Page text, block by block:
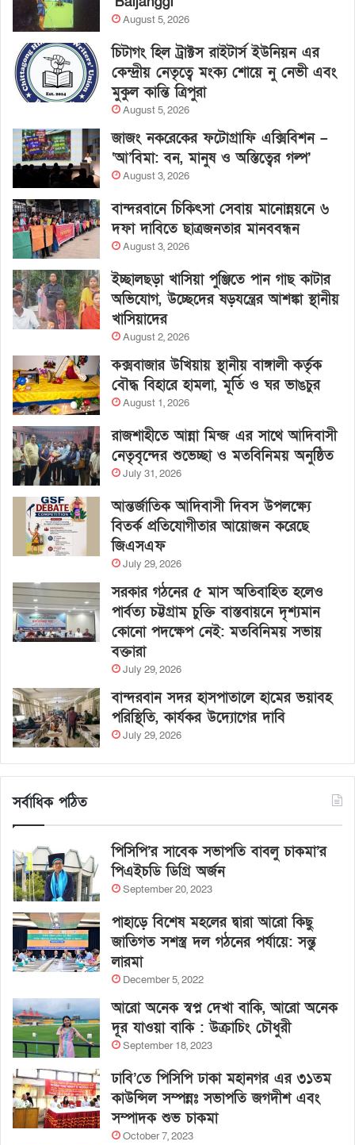
August 5, 2026
চিটাগং হিল ট্রাক্টস রাইটার্স ইউনিয়ন এর
কেন্দ্রীয় নেতৃত্বে মংক্য শোয়ে নু নেভী এবং
মুকুল কান্তি ত্রিপুরা
August 5, 2026
জাজং নকরেকের ফটোগ্রাফি এক্সিবিশন –
‘আ’বিমা: বন, মানুষ ও অস্তিত্বের গল্প’
August 3, 2026
বান্দরবানে চিকিৎসা সেবায় মানোন্নয়নে ৬
দফা দাবিতে ছাত্রজনতার মানববন্ধন
August 3, 2026
ইচ্ছালছড়া খাসিয়া পুঞ্জিতে পান গাছ কাটার
অভিযোগ, উচ্ছেদের ষড়যন্ত্রের আশঙ্কা স্থানীয়
খাসিয়াদের
August 2, 2026
কক্সবাজার উখিয়ায় স্থানীয় বাঙ্গালী কর্তৃক
বৌদ্ধ বিহারে হামলা, মূর্তি ও ঘর ভাঙচুর
August 1, 2026
রাজশাহীতে আন্না মিন্জ এর সাথে আদিবাসী
নেতৃবৃন্দের শুভেচ্ছা ও মতবিনিময় অনুষ্ঠিত
July 31, 2026
আন্তর্জাতিক আদিবাসী দিবস উপলক্ষ্যে
বিতর্ক প্রতিযোগীতার আয়োজন করেছে
জিএসএফ
July 29, 2026
সরকার গঠনের ৫ মাস অতিবাহিত হলেও
পার্বত্য চট্টগ্রাম চুক্তি বাস্তবায়নে দৃশ্যমান
কোনো পদক্ষেপ নেই: মতবিনিময় সভায়
বক্তারা
July 29, 2026
বান্দরবান সদর হাসপাতালে হামের ভয়াবহ
পরিস্থিতি, কার্যকর উদ্যোগের দাবি
July 29, 2026
সর্বাধিক পঠিত
পিসিপি’র সাবেক সভাপতি বাবলু চাকমা’র
পিএইচডি ডিগ্রি অর্জন
September 20, 2023
পাহাড়ে বিশেষ মহলের দ্বারা আরো কিছু
জাতিগত সশস্ত্র দল গঠনের পর্যায়ে: সন্তু
লারমা
December 5, 2022
আরো অনেক স্বপ্ন দেখা বাকি, আরো অনেক
দূর যাওয়া বাকি : উক্রাচিং চৌধুরী
September 18, 2023
ঢাবি’তে পিসিপি ঢাকা মহানগর এর ৩১তম
কাউন্সিল সম্পন্নঃ সভাপতি জগদীশ এবং
সম্পাদক শুভ চাকমা
October 7, 2023